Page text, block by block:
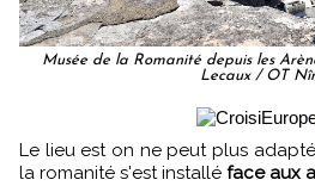
Musée de la Romanité depuis les
Lecaux / OT
Le lieu est on ne peut plus adapté : le nouveau musée de
la romanité s'est installé face aux